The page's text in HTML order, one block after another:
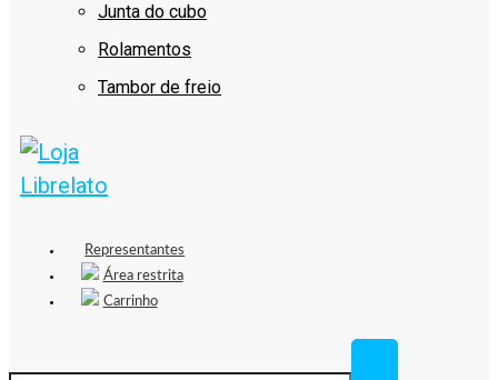
Junta do cubo
Rolamentos
Tambor de freio
Representantes
Área restrita
Carrinho